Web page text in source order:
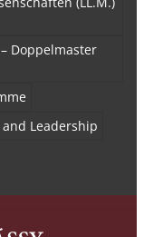
Doppelmaster
Leadership